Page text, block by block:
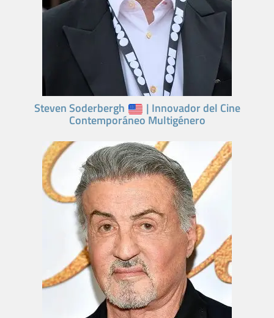
Steven Soderbergh | Innovador del Cine
Contemporáneo Multigénero